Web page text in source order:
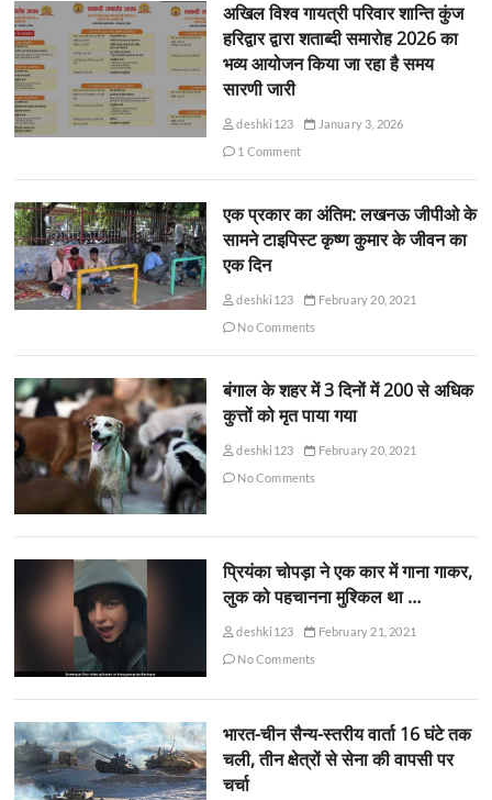
अखिल विश्व गायत्री परिवार शान्ति कुंज
हरिद्वार द्वारा शताब्दी समारोह 2026 का
भव्य आयोजन किया जा रहा है समय
सारणी जारी
deshki123
January 3, 2026
1 Comment
एक प्रकार का अंतिम: लखनऊ जीपीओ के
सामने टाइपिस्ट कृष्ण कुमार के जीवन का
एक दिन
deshki123
February 20, 2021
No Comments
बंगाल के शहर में 3 दिनों में 200 से अधिक
कुत्तों को मृत पाया गया
deshki123
February 20, 2021
No Comments
प्रियंका चोपड़ा ने एक कार में गाना गाकर,
लुक को पहचानना मुश्किल था …
deshki123
February 21, 2021
No Comments
भारत-चीन सैन्य-स्तरीय वार्ता 16 घंटे तक
चली, तीन क्षेत्रों से सेना की वापसी पर
चर्चा